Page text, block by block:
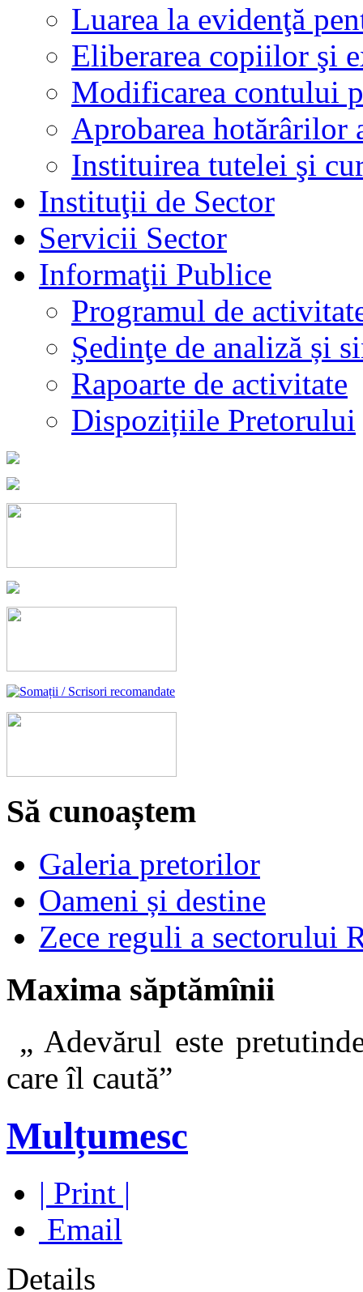
Luarea la evidenţă
Eliberarea copiilor şi
Modificarea contului
Aprobarea hotărârilor
Instituirea tutelei şi
Instituţii de Sector
Servicii Sector
Informaţii Publice
Programul de
Şedinţe de analiză și
Rapoarte de activitate
Dispozițiile Pretorului
Să cunoaștem
Galeria pretorilor
Oameni și destine
Zece reguli a sectorului
Maxima săptămînii
„ Adevărul este
care îl
Mulțumesc
| Print |
Email
Details